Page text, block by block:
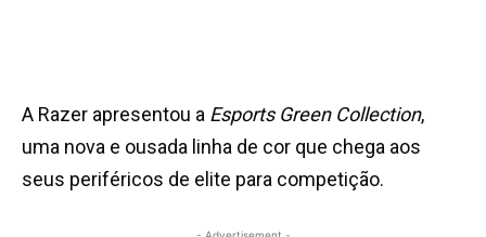
A Razer apresentou a Esports Green Collection,
uma nova e ousada linha de cor que chega aos
seus periféricos de elite para competição.